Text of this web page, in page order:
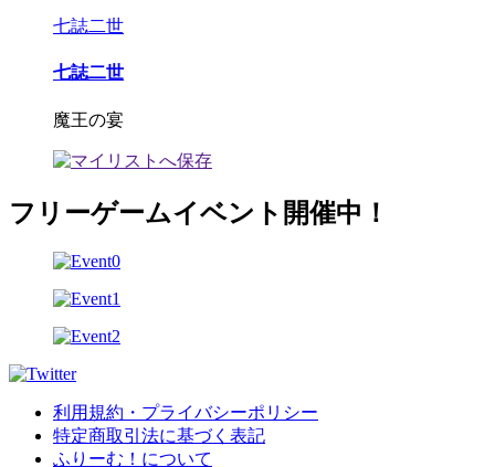
七誌二世
七誌二世
魔王の宴
フリーゲームイベント開催中！
利用規約・プライバシーポリシー
特定商取引法に基づく表記
ふりーむ！について